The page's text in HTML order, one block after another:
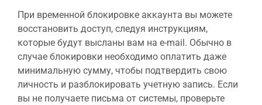
При временной блокировке аккаунта вы можете
восстановить доступ, следуя инструкциям,
которые будут высланы вам на e-mail. Обычно в
случае блокировки необходимо оплатить даже
минимальную сумму, чтобы подтвердить свою
личность и разблокировать учетную запись. Если
вы не получаете письма от системы, проверьте